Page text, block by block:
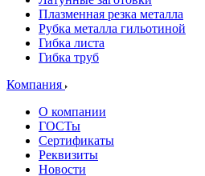
Плазменная резка металла
Рубка металла гильотиной
Гибка листа
Гибка труб
Компания
О компании
ГОСТы
Сертификаты
Реквизиты
Новости